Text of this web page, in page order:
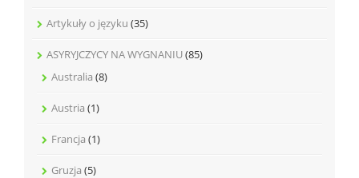
Artykuły o języku (35)
ASYRYJCZYCY NA WYGNANIU(85)
Australia (8)
Austria (1)
Francja (1)
Gruzja (5)